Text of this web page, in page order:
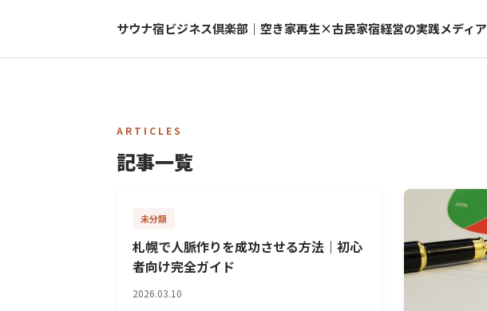
サウナ宿ビジネス倶楽部｜空き家再生×古民家宿経営の実践メディア
ARTICLES
記事一覧
未分類
札幌で人脈作りを成功させる方法｜初心
者向け完全ガイド
2026.03.10